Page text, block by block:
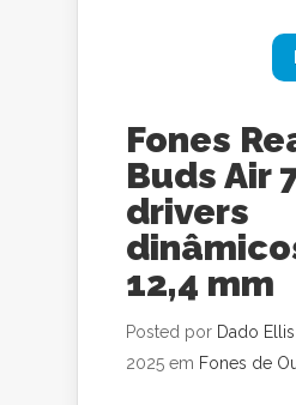
Fones
Buds Air
drivers
12,4 mm
Posted por Dado Ellis
2025 em Fones de